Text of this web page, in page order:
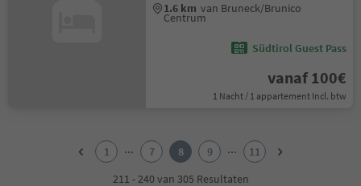
1.6 km van Bruneck/Brunico
Centrum
Südtirol Guest Pass
vanaf 100€
1 Nacht / 1 appartement Incl. btw
1 ... 7 8 9 ...
11
211 - 240 van 305 Resultaten